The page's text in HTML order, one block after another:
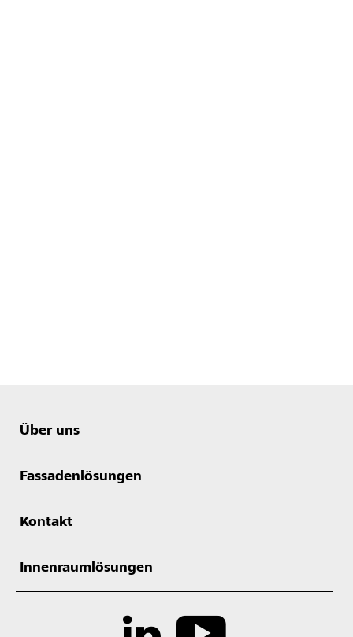
Über uns
Fassadenlösungen
Kontakt
Innenraumlösungen